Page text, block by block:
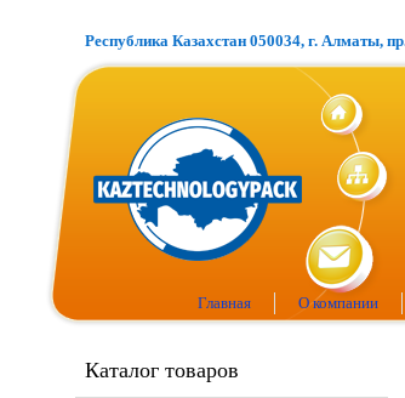
Республика Казахстан 050034, г. Алматы,
Главная О компании
Каталог товаров